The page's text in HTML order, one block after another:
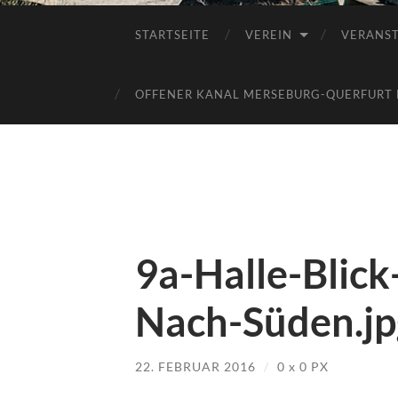
STARTSEITE VEREIN
OFFENER KANAL MERSEBURG-QUERFURT
9a-Halle-
Nach-
22. FEBRUAR 2016 / 0 x 0 PX